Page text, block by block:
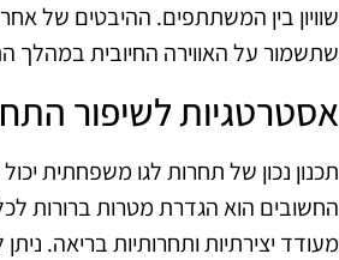
שוויון בין המשתתפים. ההיבטים של
שתשמור על האווירה החיובית במהלך
אסטרטגיות לשיפור
תכנון נכון של תחרות לגו משפחתית
החשובים הוא הגדרת מטרות
מעודד יצירתיות ותחרותיות בריאה.